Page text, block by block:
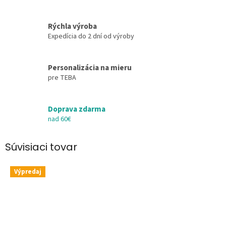
Rýchla výroba
Expedícia do 2 dní od výroby
Personalizácia na mieru
pre TEBA
Doprava zdarma
nad 60€
Súvisiaci tovar
Výpredaj